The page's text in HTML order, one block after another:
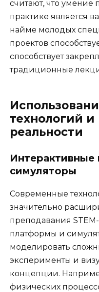
считают, что умение
практике является
найме молодых
проектов
способствует
традиционные
технологий и
реальности
симуляторы
Современные
значительно
преподавания
платформы и
моделировать
эксперименты и
концепции.
физических